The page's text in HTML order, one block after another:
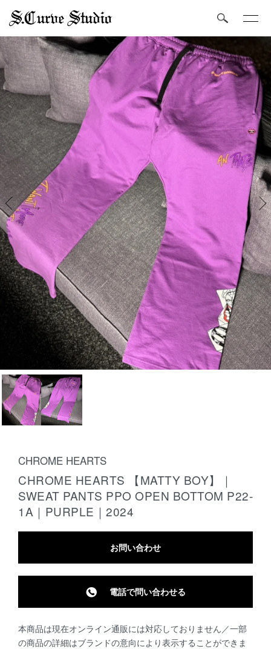
CHROME HEARTS
CHROME HEARTS 【MATTY BOY】｜
SWEAT PANTS PPO OPEN BOTTOM P22-
1A｜PURPLE｜2024
お問い合わせ
電話で問い合わせる
本商品は現在オンライン通販には対応しておりません／一部
の商品の詳細はブランドの意向により表示することができま